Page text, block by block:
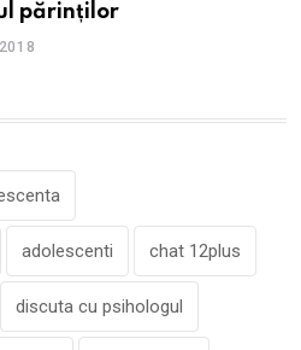
părinților
adolescenti chat 12plus
discuta cu psihologul